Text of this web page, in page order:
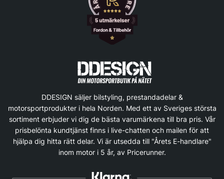
DDESIGN säljer bilstyling, prestandadelar &
motorsportprodukter i hela Norden. Med ett av Sveriges största
sortiment erbjuder vi dig de bästa varumärkena till bra pris. Vår
prisbelönta kundtjänst finns i live-chatten och mailen för att
hjälpa dig hitta rätt delar. Vi är utsedda till "Årets E-handlare"
inom motor i 5 år, av Pricerunner.